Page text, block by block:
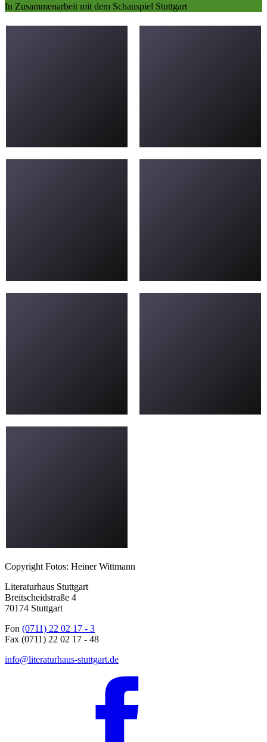
In Zusammenarbeit mit dem Schauspiel Stuttgart
Copyright Fotos: Heiner Wittmann
Literaturhaus Stuttgart
Breitscheidstraße 4
70174 Stuttgart
Fon (0711) 22 02 17 - 3
Fax (0711) 22 02 17 - 48
info@literaturhaus-stuttgart.de